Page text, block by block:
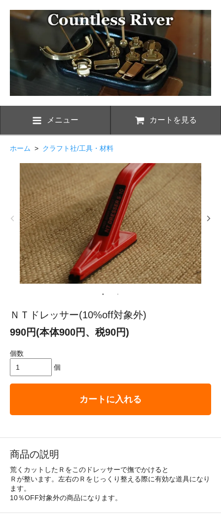
メニュー カートを見る
ホーム > クラフト社/工具・材料
ＮＴドレッサー(10%off対象外)
990円(本体900円、税90円)
個数
個
カートに入れる
商品の説明
荒くカットしたＲをこのドレッサーで撫でかけると
Ｒが整います。左右のＲをじっくり整える際に有効な道具になり
ます。
10％OFF対象外の商品になります。